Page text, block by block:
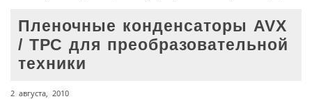
Плeночные конденсаторы AVX
/ ТРС для преобразовательной
техники
2 августа, 2010